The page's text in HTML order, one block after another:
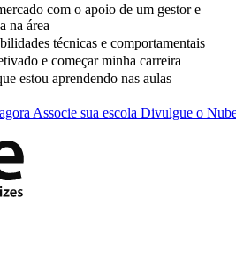
com o apoio de um gestor e
na área
técnicas e comportamentais
e começar minha carreira
estou aprendendo nas aulas
Associe sua escola Divulgue o